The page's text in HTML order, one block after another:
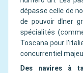
dépasse celle de
de pouvoir dîner
spécialités
Toscana pour
concurrentiel
Des navires à